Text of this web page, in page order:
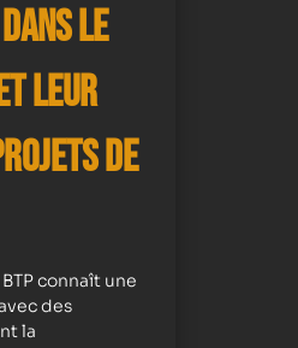
le
leur
de
connaît une
des
la